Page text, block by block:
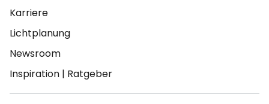
Karriere
Lichtplanung
Newsroom
Inspiration | Ratgeber